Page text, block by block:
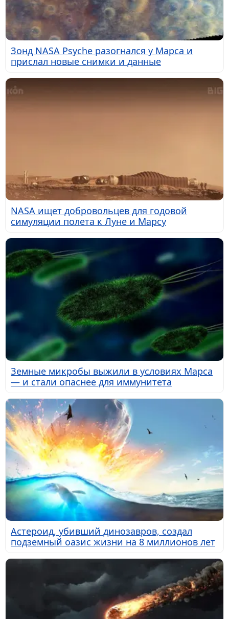
Зонд NASA Psyche разогнался у Марса и
прислал новые снимки и данные
NASA ищет добровольцев для годовой
симуляции полета к Луне и Марсу
Земные микробы выжили в условиях Марса
— и стали опаснее для иммунитета
Астероид, убивший динозавров, создал
подземный оазис жизни на 8 миллионов лет